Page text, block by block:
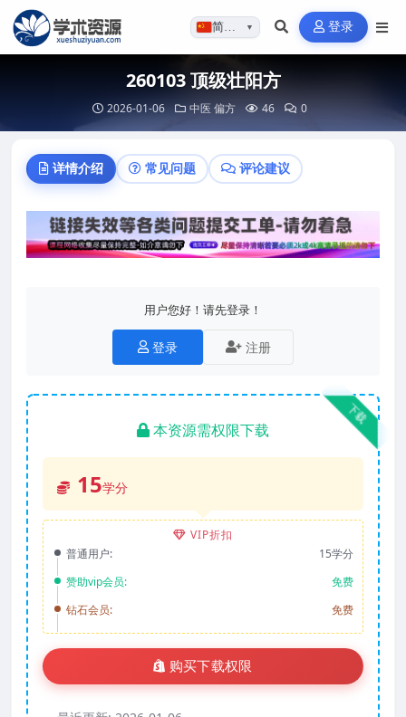
简体…▼ 登录
260103 顶级壮阳方
2026-01-06 中医 偏方 46 0
详情介绍 常见问题 评论建议
用户您好！请先登录！
登录 注册
下载
本资源需权限下载
15学分
VIP折扣
普通用户:
15学分
赞助vip会员:
免费
钻石会员:
免费
购买下载权限